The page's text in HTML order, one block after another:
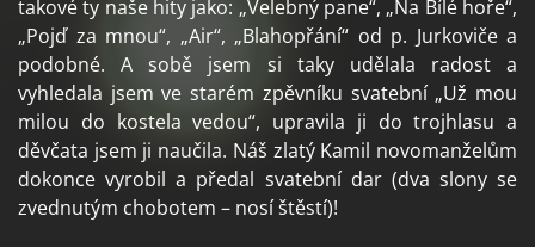
takové ty naše hity jako: „Velebný pane“, „Na Bílé hoře“,
„Pojď za mnou“, „Air“, „Blahopřání“ od p. Jurkoviče a
podobné. A sobě jsem si taky udělala radost a
vyhledala jsem ve starém zpěvníku svatební „Už mou
milou do kostela vedou“, upravila ji do trojhlasu a
děvčata jsem ji naučila. Náš zlatý Kamil novomanželům
dokonce vyrobil a předal svatební dar (dva slony se
zvednutým chobotem – nosí štěstí)!